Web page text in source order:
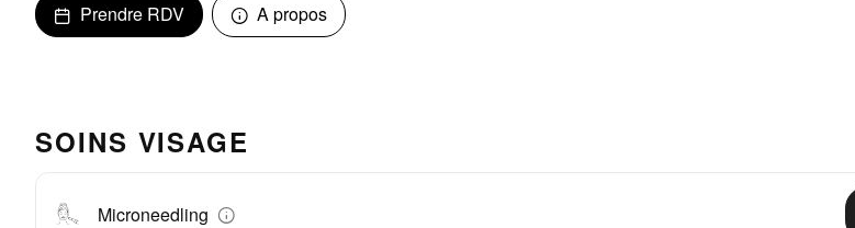
Prendre RDV A propos
SOINS VISAGE
Microneedling